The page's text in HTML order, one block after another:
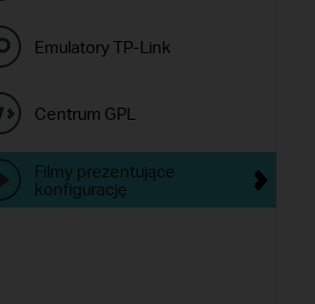
Emulatory TP-Link
Centrum GPL
Filmy prezentujące
konfigurację